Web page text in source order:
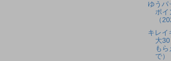
ゆうパ
ポイ
（
キレイ
大
もら
で）